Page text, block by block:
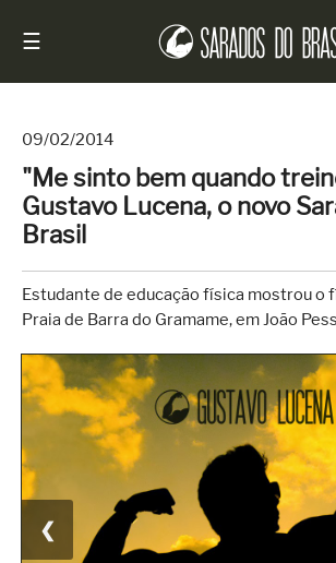
☰
Início
Notícias
do
Brasil
Entrevistas
Antes
e
Fisiculturismo
09/02/2014
"Me sinto bem quando
Gustavo Lucena, o novo
Brasil
Estudante de educação física mostrou o
Praia de Barra do Gramame, em João
❮